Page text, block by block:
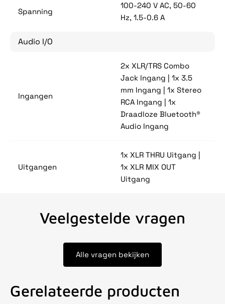
Spanning
100-240 V AC, 50-60
Hz, 1.5-0.6 A
Audio I/O
Ingangen
2x XLR/TRS Combo
Jack Ingang | 1x 3.5
mm Ingang | 1x Stereo
RCA Ingang | 1x
Draadloze Bluetooth®
Audio Ingang
Uitgangen
1x XLR THRU Uitgang |
1x XLR MIX OUT
Uitgang
Veelgestelde vragen
Alle vragen bekijken
Gerelateerde producten